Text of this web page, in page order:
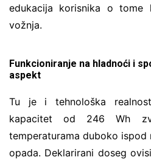
edukacija korisnika o tome
vožnja.
Funkcioniranje na hladnoći i
aspekt
Tu je i tehnološka
kapacitet od 246 Wh
temperaturama duboko ispod
opada. Deklarirani doseg